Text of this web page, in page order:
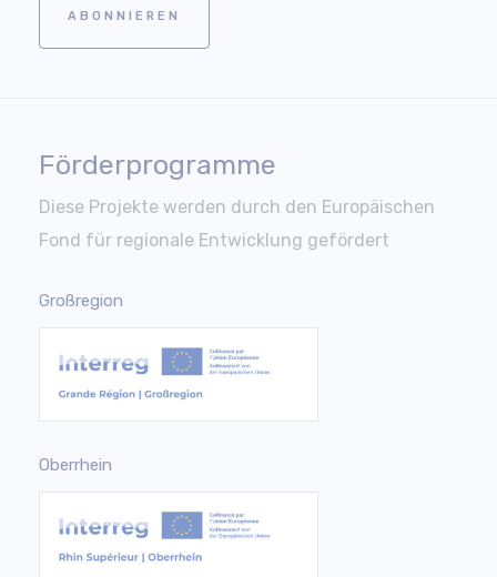
ABONNIEREN
Förderprogramme
Diese Projekte werden durch den Europäischen
Fond für regionale Entwicklung gefördert
Großregion
Oberrhein